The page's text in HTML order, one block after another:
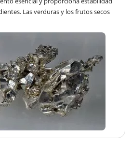
Las verduras y los frutos secos